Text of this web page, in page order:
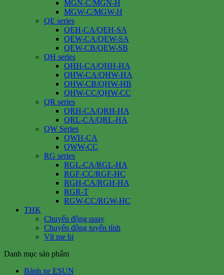
MGN-C/MGN-H
MGW-C/MGW-H
QE series
QEH-CA/QEH-SA
QEW-CA/QEW-SA
QEW-CB/QEW-SB
QH series
QHH-CA/QHH-HA
QHW-CA/QHW-HA
QHW-CB/QHW-HB
QHW-CC/QHW-CC
QR series
QRH-CA/QRH-HA
QRL-CA/QRL-HA
QW Series
QWH-CA
QWW-CC
RG series
RGL-CA/RGL-HA
RGF-CC/RGF-HC
RGH-CA/RGH-HA
RGR-T
RGW-CC/RGW-HC
THK
Chuyển động quay
Chuyển động tuyến tính
Vít me bi
Danh mục sản phẩm
Bánh xe ESUN